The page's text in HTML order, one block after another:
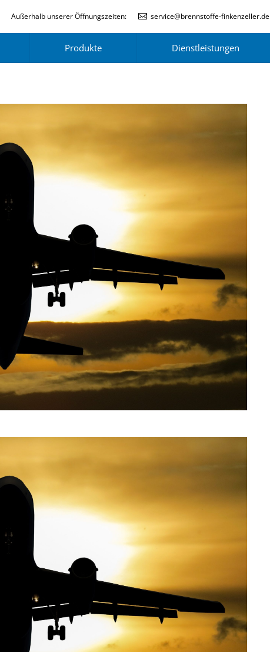
Außerhalb unserer Öffnungszeiten: service@brennstoffe-finkenzeller.de
Produkte Dienstleistungen